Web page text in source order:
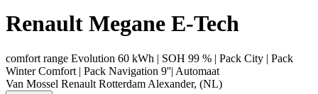
Renault Megane E-Tech
comfort range Evolution 60 kWh | SOH 99 % | Pack City | Pack
Winter Comfort | Pack Navigation 9''| Automaat
Van Mossel Renault Rotterdam Alexander, (NL)